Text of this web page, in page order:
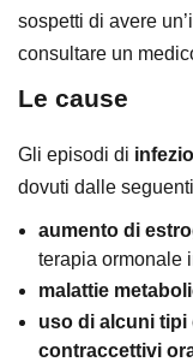
sospetti di avere
consultare un
Le cause
Gli episodi di
dovuti dalle seguenti
aumento di
terapia ormonale
malattie
uso di alcuni tipi
contraccettivi